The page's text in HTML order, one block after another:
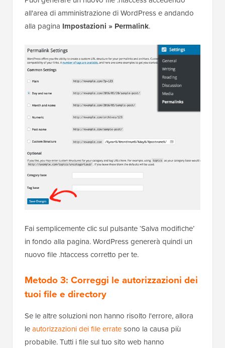
all'area di amministrazione di WordPress e andando
alla pagina Impostazioni » Permalink.
Fai semplicemente clic sul pulsante ‘Salva modifiche’
in fondo alla pagina. WordPress genererà quindi un
nuovo file .htaccess corretto per te.
Metodo 3: Correggi le autorizzazioni dei
tuoi file e directory
Se le altre soluzioni non hanno risolto l'errore, allora
leautorizzazioni dei file erratesono la causa più
probabile. Tutti i file sul tuo sito web hanno